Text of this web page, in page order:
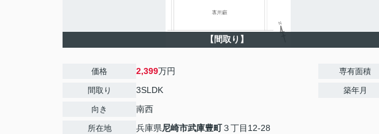
【間取り】
価格 2,399万円
間取り 3SLDK
向き 南西
所在地 兵庫県尼崎市武庫豊町３丁目12-28
専有面積
築年月